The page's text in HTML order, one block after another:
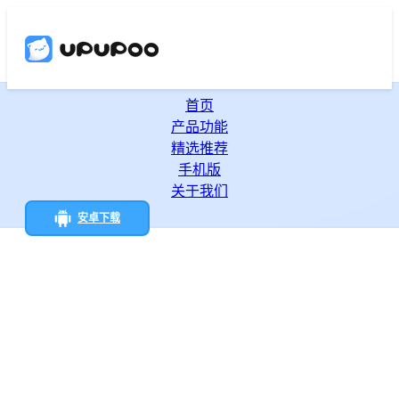
首页
产品功能
精选推荐
手机版
关于我们
安卓下载